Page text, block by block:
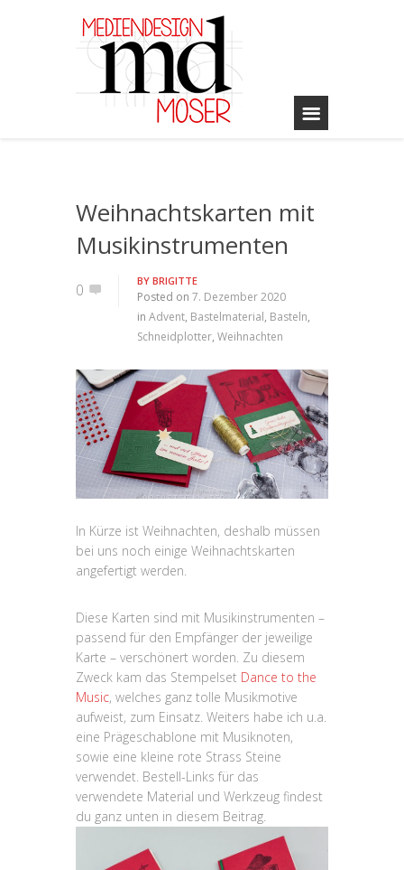
Weihnachtskarten mit
Musikinstrumenten
0 BY BRIGITTE
Posted on 7. Dezember 2020
in Advent, Bastelmaterial, Basteln,
Schneidplotter, Weihnachten
In Kürze ist Weihnachten, deshalb müssen
bei uns noch einige Weihnachtskarten
angefertigt werden.
Diese Karten sind mit Musikinstrumenten –
passend für den Empfänger der jeweilige
Karte – verschönert worden. Zu diesem
Zweck kam das Stempelset Dance to the
Music, welches ganz tolle Musikmotive
aufweist, zum Einsatz. Weiters habe ich u.a.
eine Prägeschablone mit Musiknoten,
sowie eine kleine rote Strass Steine
verwendet. Bestell-Links für das
verwendete Material und Werkzeug findest
du ganz unten in diesem Beitrag.